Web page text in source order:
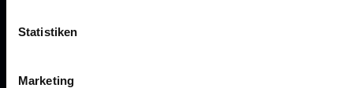
Statistiken
Marketing
Jobs
Löwenherz